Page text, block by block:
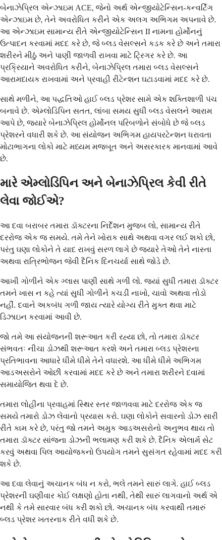
બેનાઝેપ્રિલ એન્ઝાઇમ ACE, જેનો અર્થ એન્જીયોટેન્સિન-કન્વર્ટિંગ
એન્ઝાઇમ છે, તેને અવરોધિત કરીને એક અલગ અભિગમ અપનાવે છે.
આ એન્ઝાઇમ સામાન્ય રીતે એન્જીયોટેન્સિન II નામના હોર્મોનનું
ઉત્પાદન કરવામાં મદદ કરે છે, જે બ્લડ વેસલ્સને કડક કરે છે અને તમારા
શરીરને મીઠું અને પાણી જાળવી રાખવા માટે ટ્રિગર કરે છે. આ
પ્રક્રિયાને અવરોધિત કરીને, બેનાઝેપ્રિલ તમારા બ્લડ વેસલ્સને
આરામદાયક રાખવામાં અને પ્રવાહી રીટેન્શન ઘટાડવામાં મદદ કરે છે.
સાથે મળીને, આ પદ્ધતિઓ હાઈ બ્લડ પ્રેશર સામે એક શક્તિશાળી પંચ
બનાવે છે. એમ્લોડિપિન સતત, લાંબા સમય સુધી બ્લડ વેસલને આરામ
આપે છે, જ્યારે બેનાઝેપ્રિલ હોર્મોનલ પરિબળોને સંબોધે છે જે બ્લડ
પ્રેશરને વધારી શકે છે. આ સંયોજન અભિગમ હાયપરટેન્શન ધરાવતા
મોટાભાગના લોકો માટે મધ્યમ મજબૂત અને અસરકારક માનવામાં આવે
છે.
મારે એમ્લોડિપિન અને બેનાઝેપ્રિલ કેવી રીતે
લેવા જોઈએ?
આ દવા બરાબર તમારા ડૉક્ટરના નિર્દેશન મુજબ લો, સામાન્ય રીતે
દરરોજ એક જ સમયે. તમે તેને ખોરાક સાથે અથવા વગર લઈ શકો છો,
પરંતુ ઘણા લોકોને તે યાદ રાખવું સરળ લાગે છે જ્યારે તેઓ તેને નાસ્તા
અથવા રાત્રિભોજન જેવી દૈનિક દિનચર્યા સાથે જોડે છે.
આખી ગોળીને એક ગ્લાસ પાણી સાથે ગળી લો. જ્યાં સુધી તમારા ડૉક્ટર
તમને ખાસ ન કહે ત્યાં સુધી ગોળીને કચડી નાખો, ચાવો અથવા તોડો
નહીં. દવાને અકબંધ ગળી જાય ત્યારે યોગ્ય રીતે મુક્ત થવા માટે
ડિઝાઇન કરવામાં આવી છે.
જો તમે આ સંયોજનની શરૂઆત કરી રહ્યા છો, તો તમારા ડૉક્ટર
સંભવતઃ નીચા ડોઝથી શરૂઆત કરશે અને તમારા બ્લડ પ્રેશરના
પ્રતિભાવના આધારે ધીમે ધીમે તેને વધારશે. આ ધીમે ધીમે અભિગમ
આડઅસરોને ઓછી કરવામાં મદદ કરે છે અને તમારા શરીરને દવામાં
સમાયોજિત થવા દે છે.
તમારા લોહીના પ્રવાહમાં સ્થિર સ્તર જાળવવા માટે દરરોજ એક જ
સમયે તમારો ડોઝ લેવાનો પ્રયાસ કરો. ઘણા લોકોને સવારનો ડોઝ સારી
રીતે કામ કરે છે, પરંતુ જો તમને અમુક આડઅસરોનો અનુભવ થાય તો
તમારા ડૉક્ટર સાંજના ડોઝની ભલામણ કરી શકે છે. દૈનિક એલાર્મ સેટ
કરવું અથવા પિલ આયોજકનો ઉપયોગ તમને સુસંગત રહેવામાં મદદ કરી
શકે છે.
આ દવા લેવાનું અચાનક બંધ ન કરો, ભલે તમને સારું લાગે. હાઈ બ્લડ
પ્રેશરની ઘણીવાર કોઈ લક્ષણો હોતા નથી, તેથી સારું લાગવાનો અર્થ એ
નથી કે તમે સારવાર બંધ કરી શકો છો. અચાનક બંધ કરવાથી તમારું
બ્લડ પ્રેશર ખતરનાક રીતે વધી શકે છે.